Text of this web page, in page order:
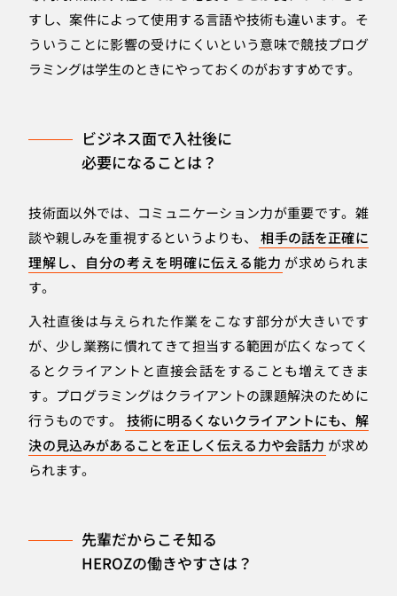
すし、案件によって使用する言語や技術も違います。そ
ういうことに影響の受けにくいという意味で競技プログ
ラミングは学生のときにやっておくのがおすすめです。
ビジネス面で入社後に
必要になることは？
技術面以外では、コミュニケーション力が重要です。雑
談や親しみを重視するというよりも、
相手の話を正確に
理解し、自分の考えを明確に伝える能力 が求められま
す。
入社直後は与えられた作業をこなす部分が大きいです
が、少し業務に慣れてきて担当する範囲が広くなってく
るとクライアントと直接会話をすることも増えてきま
す。プログラミングはクライアントの課題解決のために
行うものです。
技術に明るくないクライアントにも、解
決の見込みがあることを正しく伝える力や会話力 が求め
られます。
先輩だからこそ知る
HEROZの働きやすさは？